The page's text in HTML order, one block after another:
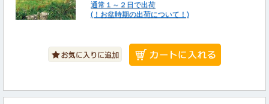
通常１～２日で出荷
(！お盆時期の出荷について！)